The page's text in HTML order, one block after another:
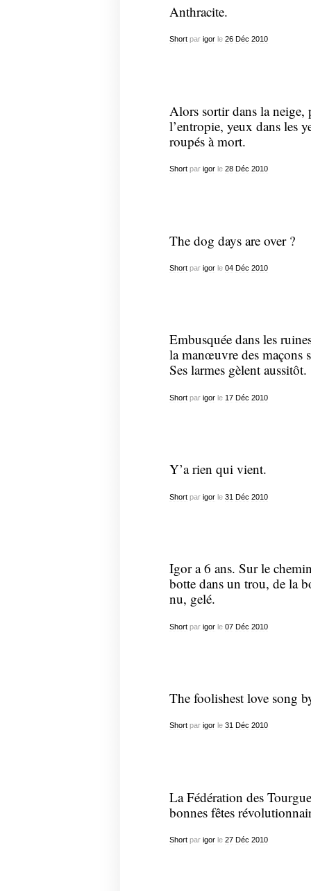
Anthracite.
Shortpar igorle 26 Déc 2010
Alors sortir dans la neige,
l’entropie, yeux dans les
roupés à mort.
Shortpar igorle 28 Déc 2010
The dog days are over ?
Shortpar igorle 04 Déc 2010
Embusquée dans les
la manœuvre des maçons
Ses larmes gèlent aussitôt.
Shortpar igorle 17 Déc 2010
Y’a rien qui vient.
Shortpar igorle 31 Déc 2010
Igor a 6 ans. Sur le
botte dans un trou, de la
nu, gelé.
Shortpar igorle 07 Déc 2010
The foolishest love song
Shortpar igorle 31 Déc 2010
La Fédération des
bonnes fêtes
Shortpar igorle 27 Déc 2010